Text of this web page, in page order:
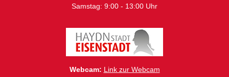
Samstag: 9:00 - 13:00 Uhr
Webcam: Link zur Webcam